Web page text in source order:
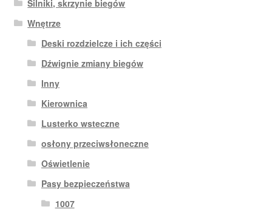
Silniki, skrzynie biegów
Wnętrze
Deski rozdzielcze i ich części
Dźwignie zmiany biegów
Inny
Kierownica
Lusterko wsteczne
osłony przeciwsłoneczne
Oświetlenie
Pasy bezpieczeństwa
1007